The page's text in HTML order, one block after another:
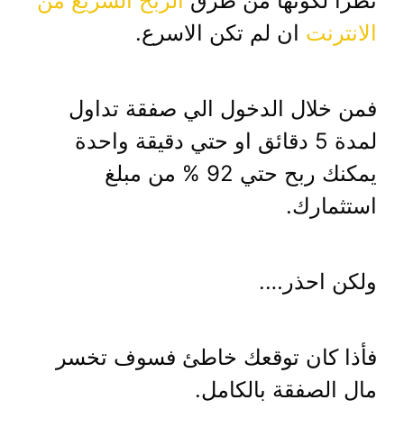
الانترنت ان لم تكن الاسرع.
فمن خلال الدخول الي صفقة تداول
لمدة 5 دقائق او حتي دقيقة واحدة
يمكنك ربح حتي 92 % من مبلغ
استثمارك.
ولكن احذر….
فأذا كان توقعك خاطئ فسوف تخسر
مال الصفقة بالكامل.